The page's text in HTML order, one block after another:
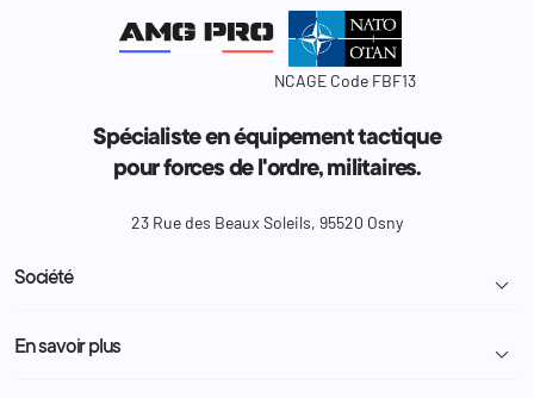
NCAGE Code FBF13
Spécialiste en équipement tactique
pour forces de l'ordre, militaires.
23 Rue des Beaux Soleils, 95520 Osny
Société 
Livraison et retour colis
En savoir plus 